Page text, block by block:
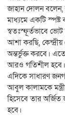
জাহান দোলন
মাধ্যমে একটি স্পষ্ট
স্বতঃস্ফূর্তভাবে
আশা করছি, কেন্দ্রীয়
অন্তর্ভুক্ত করবে।
আরও গতিশীল হবে।
এদিকে সাধারণ
আবুল কালামকে
হিসেবে তার
হবে।